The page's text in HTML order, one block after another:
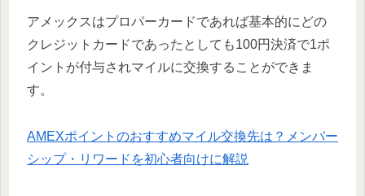
アメックスはプロパーカードであれば基本的にどの
クレジットカードであったとしても100円決済で1ポ
イントが付与されマイルに交換することができま
す。
AMEXポイントのおすすめマイル交換先は？メンバー
シップ・リワードを初心者向けに解説